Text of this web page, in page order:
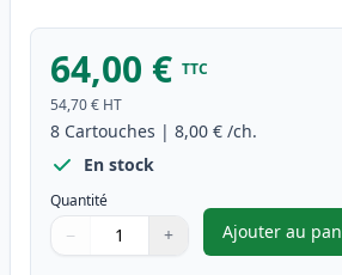
64,00 € TTC
54,70 € HT
8 Cartouches | 8,00 € /ch.
En stock
Quantité
Quantité
Utilisez les boutons pour ajuster
− +
Quantité
Ajouter au
,